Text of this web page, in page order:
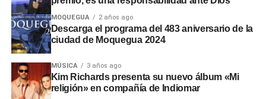
Consecuencias y
recomendaciones ante El Niño
Las situaciones adversas detectadas comprometen la
seguridad ante posibles inundaciones. Por ello, la
entidad fiscalizadora recomendó a las autoridades
MOQUEGUA 2 años ago
Descarga el programa del 483 aniversario de la
ciudad de Moquegua 2024
MÚSICA 3 años ago
Kim Richards presenta su nuevo álbum «Mi
religión» en compañía de Indiomar